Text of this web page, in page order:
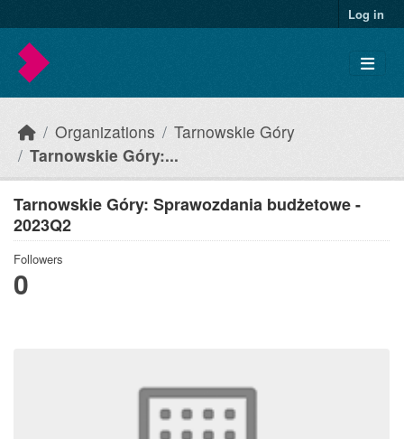
Log in
Organizations
Tarnowskie Góry
Tarnowskie Góry:...
Tarnowskie Góry: Sprawozdania budżetowe -
2023Q2
Followers
0